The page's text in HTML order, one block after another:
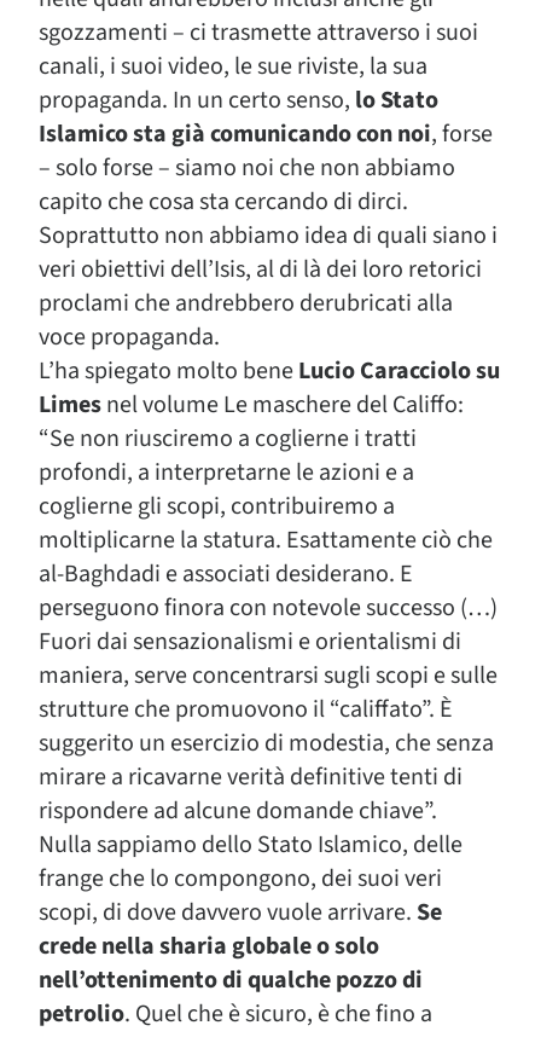
sgozzamenti – ci trasmette attraverso i suoi
canali, i suoi video, le sue riviste, la sua
propaganda. In un certo senso, lo Stato
Islamico sta già comunicando con noi, forse
– solo forse – siamo noi che non abbiamo
capito che cosa sta cercando di dirci.
Soprattutto non abbiamo idea di quali siano i
veri obiettivi dell’Isis, al di là dei loro retorici
proclami che andrebbero derubricati alla
voce propaganda.
L’ha spiegato molto beneLucio Caracciolo su
Limesnel volume Le maschere del Califfo:
“Se non riusciremo a coglierne i tratti
profondi, a interpretarne le azioni e a
coglierne gli scopi, contribuiremo a
moltiplicarne la statura. Esattamente ciò che
al-Baghdadi e associati desiderano. E
perseguono finora con notevole successo (…)
Fuori dai sensazionalismi e orientalismi di
maniera, serve concentrarsi sugli scopi e sulle
strutture che promuovono il “califfato”. È
suggerito un esercizio di modestia, che senza
mirare a ricavarne verità definitive tenti di
rispondere ad alcune domande chiave”.
Nulla sappiamo dello Stato Islamico, delle
frange che lo compongono, dei suoi veri
scopi, di dove davvero vuole arrivare. Se
crede nella sharia globale o solo
nell’ottenimento di qualche pozzo di
petrolio. Quel che è sicuro, è che fino a